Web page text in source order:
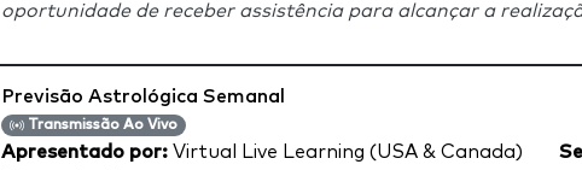
oportunidade de receber assistência para alcançar a
Previsão Astrológica Semanal
Transmissão Ao Vivo
Apresentado por: Virtual Live Learning (USA & Canada)